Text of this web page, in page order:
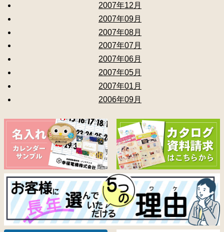
2007年12月
2007年09月
2007年08月
2007年07月
2007年06月
2007年05月
2007年01月
2006年09月